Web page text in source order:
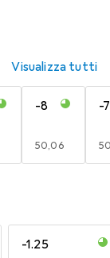
Visualizza tutti
-8
EUR
50,06
-
-1.25